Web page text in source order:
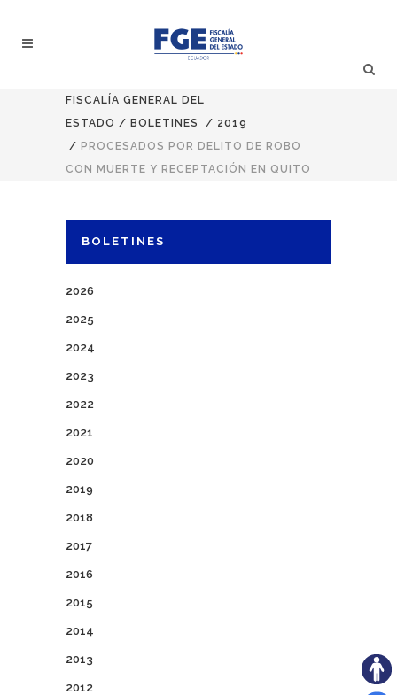
FISCALÍA GENERAL DEL
ESTADO / BOLETINES / 2019
/ PROCESADOS POR DELITO DE ROBO
CON MUERTE Y RECEPTACIÓN EN QUITO
BOLETINES
2026
2025
2024
2023
2022
2021
2020
2019
2018
2017
2016
2015
2014
2013
2012